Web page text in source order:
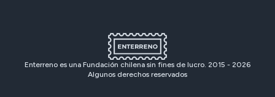
Enterreno es una Fundación chilena sin fines de lucro. 2015 - 2026
Algunos derechos reservados